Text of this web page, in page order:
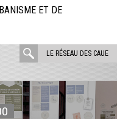
ET DE
LE RÉSEAU DES CAUE
rechercher